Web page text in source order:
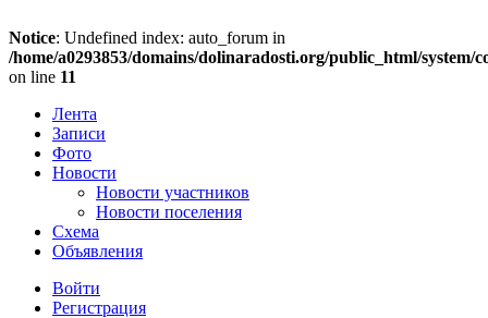
Notice: Undefined index: auto_forum in
/home/a0293853/domains/dolinaradosti.org/public_html/
on line 11
Лента
Записи
Фото
Новости
Новости участников
Новости поселения
Схема
Объявления
Войти
Регистрация